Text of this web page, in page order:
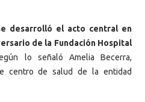
desarrolló el acto central en
de la Fundación Hospital
lo señaló Amelia Becerra,
centro de salud de la entidad